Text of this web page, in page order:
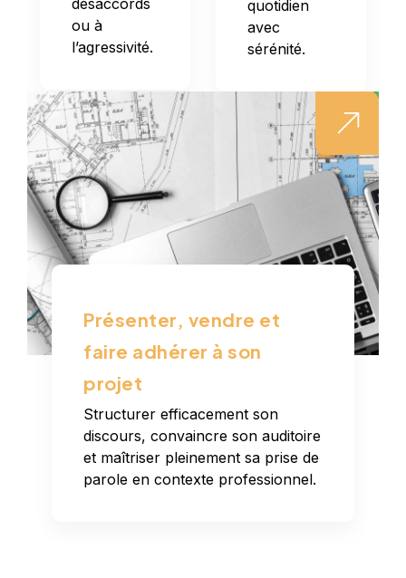
ou à
l’agressivité.
quotidien
avec
sérénité.
Présenter, vendre et
faire adhérer à son
projet
Structurer efficacement son
discours, convaincre son auditoire
et maîtriser pleinement sa prise de
parole en contexte professionnel.